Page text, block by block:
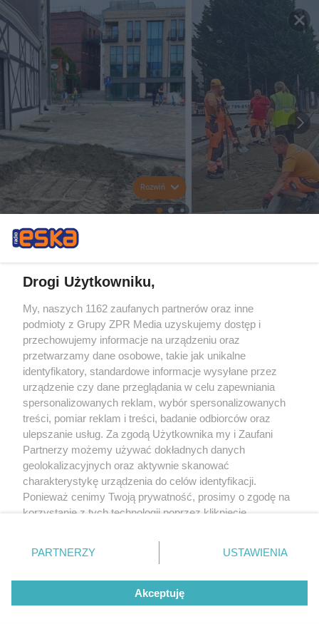
Rozwiń
Drogi Użytkowniku,
My, naszych 1162 zaufanych partnerów oraz inne
podmioty z Grupy ZPR Media uzyskujemy dostęp i
przechowujemy informacje na urządzeniu oraz
przetwarzamy dane osobowe, takie jak unikalne
identyfikatory, standardowe informacje wysyłane przez
urządzenie czy dane przeglądania w celu zapewniania
spersonalizowanych reklam, wybór spersonalizowanych
treści, pomiar reklam i treści, badanie odbiorców oraz
ulepszanie usług. Za zgodą Użytkownika my i Zaufani
Partnerzy możemy używać dokładnych danych
geolokalizacyjnych oraz aktywnie skanować
charakterystykę urządzenia do celów identyfikacji.
Ponieważ cenimy Twoją prywatność, prosimy o zgodę na
korzystanie z tych technologii poprzez kliknięcie
zmienić/wycofać klikając przycisk ustawień prywatności
znajdujący się w lewym dolnym rogu strony
rodzaje przetwarzania danych nie wymagają zgody
użytkownika, ale masz prawo sprzeciwić się takiemu
przetwarzaniu. Preferencje będą miały zastosowanie tylko
PARTNERZY USTAWIENIA
Akceptuję